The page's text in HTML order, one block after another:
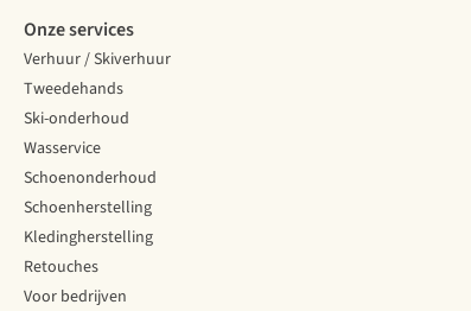
Onze services
Verhuur / Skiverhuur
Tweedehands
Ski-onderhoud
Wasservice
Schoenonderhoud
Schoenherstelling
Kledingherstelling
Retouches
Voor bedrijven